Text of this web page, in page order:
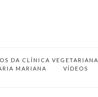
DA CLÍNICA VEGETARIANA
MARIANA VÍDEOS